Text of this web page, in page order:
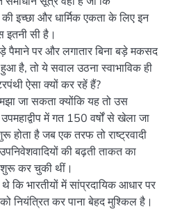
इच्छा और धार्मिक एकता के लिए इन
सी है।
पैमाने पर और लगातार बिना बड़े मकसद
है, तो ये सवाल उठना स्वाभाविक ही
ऐसा क्यों कर रहें हैं?
जा सकता क्योंकि यह तो उस
में गत 150 वर्षों से खेला जा
है जब एक तरफ तो राष्ट्र‌वादी
की बढ़ती ताकत का
शुरू कर चुकी थीं।
भारतीयों में सांप्रदायिक आधार पर
नियंत्रित कर पाना बेहद मुश्किल है।